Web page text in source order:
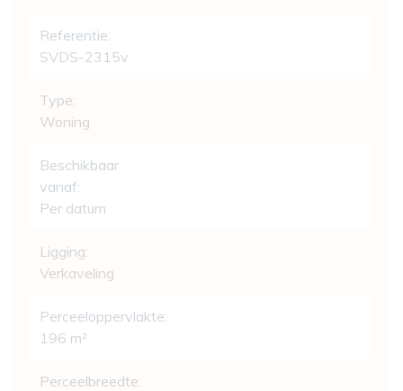
Referentie:
SVDS-2315v
Type:
Woning
Beschikbaar
vanaf:
Per datum
Ligging:
Verkaveling
Perceeloppervlakte:
196 m²
Perceelbreedte: